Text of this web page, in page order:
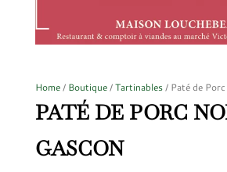
Home/ Boutique/Tartinables/ Paté de
PATÉ DE PORC
GASCON